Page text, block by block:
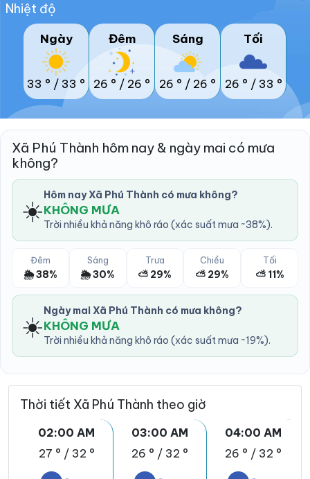
Nhiệt độ
Ngày
33 ° / 33 °
Đêm
26 ° / 26 °
Sáng
26 ° / 26 °
Tối
26 ° / 33 °
Xã Phú Thành hôm nay & ngày mai có mưa
không?
☀️ Hôm nay Xã Phú Thành có mưa không?
KHÔNG MƯA
Trời nhiều khả năng khô ráo (xác suất mưa ~38%).
Đêm
🌦️ 38%
Sáng
🌦️ 30%
Trưa
⛅ 29%
Chiều
⛅ 29%
Tối
⛅ 11%
☀️ Ngày mai Xã Phú Thành có mưa không?
KHÔNG MƯA
Trời nhiều khả năng khô ráo (xác suất mưa ~19%).
Thời tiết Xã Phú Thành theo giờ
02:00 AM
27 ° / 32 °
03:00 AM
26 ° / 32 °
04:00 AM
26 ° / 32 °